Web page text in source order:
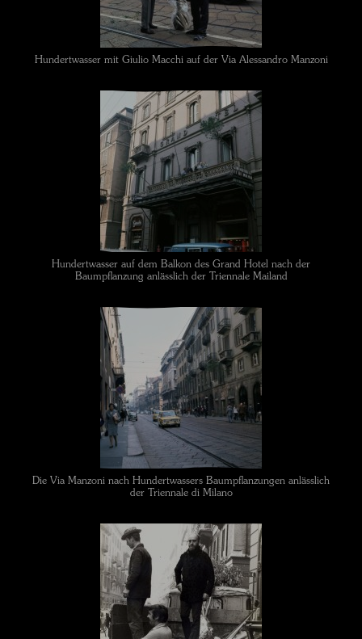
Hundertwasser mit Giulio Macchi auf der Via Alessandro Manzoni
Hundertwasser auf dem Balkon des Grand Hotel nach der
Baumpflanzung anlässlich der Triennale Mailand
Die Via Manzoni nach Hundertwassers Baumpflanzungen anlässlich
der Triennale di Milano